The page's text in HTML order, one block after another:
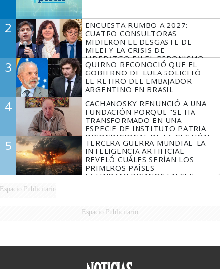
2
ENCUESTA RUMBO A 2027:
CUATRO CONSULTORAS
MIDIERON EL DESGASTE DE
MILEI Y LA CRISIS DE
LIDERAZGO EN EL PERONISMO
3
QUIRNO RECONOCIÓ QUE EL
GOBIERNO DE LULA SOLICITÓ
EL RETIRO DEL EMBAJADOR
ARGENTINO EN BRASIL
4
CACHANOSKY RENUNCIÓ A UNA
FUNDACIÓN PORQUE "SE HA
TRANSFORMADO EN UNA
ESPECIE DE INSTITUTO PATRIA
INCONDICIONAL DE LA GESTIÓN
DE MILEI"
5
TERCERA GUERRA MUNDIAL: LA
INTELIGENCIA ARTIFICIAL
REVELÓ CUÁLES SERÍAN LOS
PRIMEROS PAÍSES
LATINOAMERICANOS EN SER
Espacio Publicitario
Espacio Publicitario